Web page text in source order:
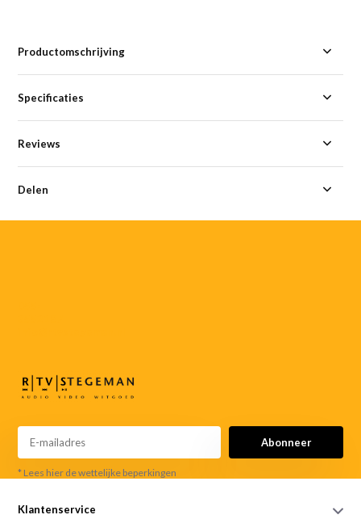
Productomschrijving
Specificaties
Reviews
Delen
Abonneer
* Lees hier de wettelijke beperkingen
Klantenservice